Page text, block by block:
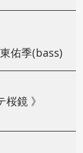
佑季(bass)
鏡 》